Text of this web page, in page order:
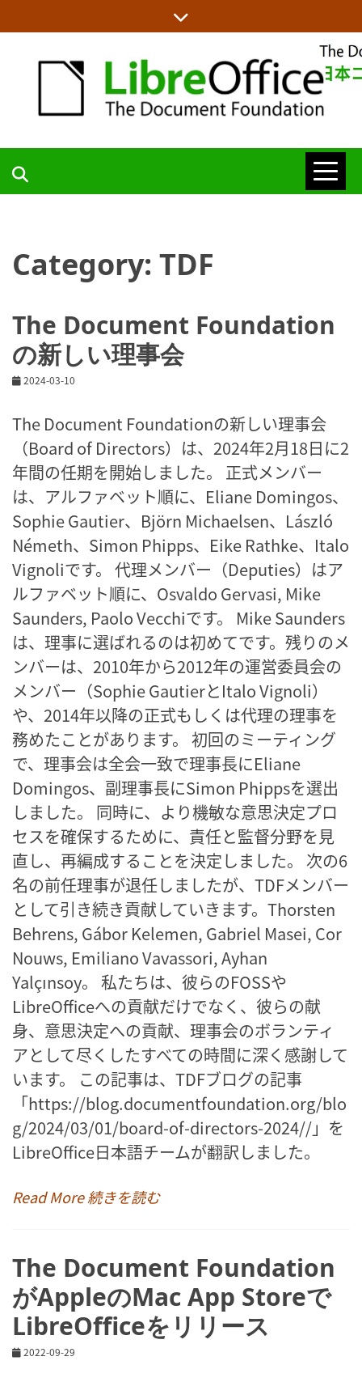
to
content
LIBREOFFICE
BLOG
Category: TDF
The Document Foundation
の新しい理事会
2024-03-10
The Document Foundationの新しい理事会
（Board of Directors）は、2024年2月18日に2
年間の任期を開始しました。 正式メンバー
は、アルファベット順に、Eliane Domingos、
Sophie Gautier、Björn Michaelsen、László
Németh、Simon Phipps、Eike Rathke、Italo
Vignoliです。 代理メンバー（Deputies）はア
ルファベット順に、Osvaldo Gervasi, Mike
Saunders, Paolo Vecchiです。 Mike Saunders
は、理事に選ばれるのは初めてです。残りのメ
ンバーは、2010年から2012年の運営委員会の
メンバー（Sophie GautierとItalo Vignoli）
や、2014年以降の正式もしくは代理の理事を
務めたことがあります。 初回のミーティング
で、理事会は全会一致で理事長にEliane
Domingos、副理事長にSimon Phippsを選出
しました。 同時に、より機敏な意思決定プロ
セスを確保するために、責任と監督分野を見
直し、再編成することを決定しました。 次の6
名の前任理事が退任しましたが、TDFメンバー
として引き続き貢献していきます。Thorsten
Behrens, Gábor Kelemen, Gabriel Masei, Cor
Nouws, Emiliano Vavassori, Ayhan
Yalçınsoy。 私たちは、彼らのFOSSや
LibreOfficeへの貢献だけでなく、彼らの献
身、意思決定への貢献、理事会のボランティ
アとして尽くしたすべての時間に深く感謝して
います。 この記事は、TDFブログの記事
「https://blog.documentfoundation.org/blo
g/2024/03/01/board-of-directors-2024//」を
LibreOffice日本語チームが翻訳しました。
Read More 続きを読む
The Document Foundation
がAppleのMac App Storeで
LibreOfficeをリリース
2022-09-29